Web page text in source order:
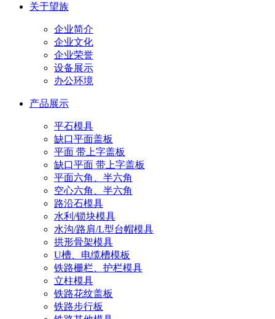
关于望族
企业简介
企业文化
企业荣誉
设备展示
办公环境
产品展示
平石模具
缺口平面盖板
平面 带上字盖板
缺口平面 带上字盖板
平面六角、半六角
空心六角、半六角
路沿石模具
水利/锁块模具
水沟/路肩/L型台帽模具
拱形骨架模具
U槽、电缆槽模板
铁路栅栏、护栏模具
立柱模具
铁路花纹盖板
铁路步行板